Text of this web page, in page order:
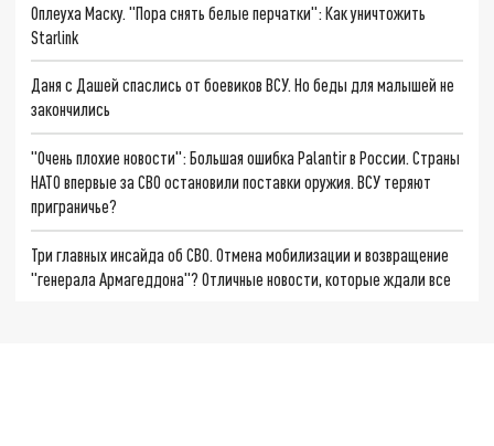
Оплеуха Маску. "Пора снять белые перчатки": Как уничтожить
Starlink
Даня с Дашей спаслись от боевиков ВСУ. Но беды для малышей не
закончились
"Очень плохие новости": Большая ошибка Palantir в России. Страны
НАТО впервые за СВО остановили поставки оружия. ВСУ теряют
приграничье?
Три главных инсайда об СВО. Отмена мобилизации и возвращение
"генерала Армагеддона"? Отличные новости, которые ждали все